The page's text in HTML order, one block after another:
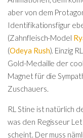
aber von dem
Identifikationsfigur
(Zahnfleisch-Model
(Odeya Rush). Einzig
Gold-Medaille der
Magnet für die
Zuschauers.
RL Stine ist natürlich
was den Regisseur
scheint. Der muss